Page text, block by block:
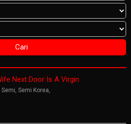
Next Door Is A Virgin
Semi, Semi Korea,